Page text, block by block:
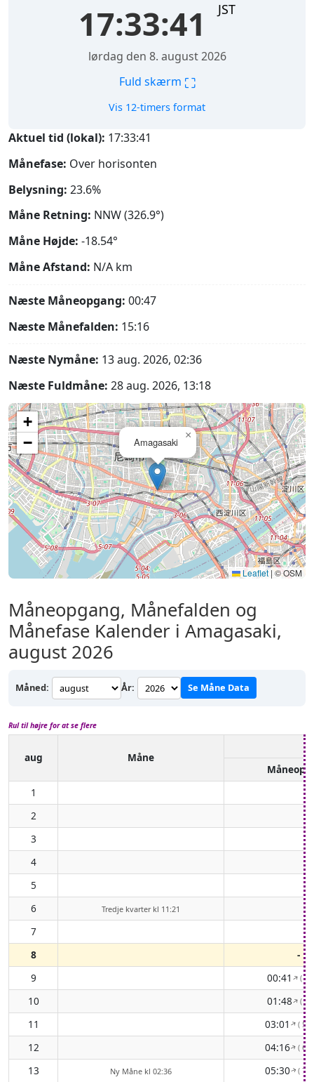
17:33:42 JST
lørdag den 8. august 2026
Fuld skærm ⛶
Vis 12-timers format
Aktuel tid (lokal): 17:33:42
Månefase: Over horisonten
Belysning: 23.6%
Måne Retning: NNW (326.9°)
Måne Højde: -18.54°
Måne Afstand: N/A km
Næste Måneopgang: 00:47
Næste Månefalden: 15:16
Næste Nymåne: 13 aug. 2026, 02:36
Næste Fuldmåne: 28 aug. 2026, 13:18
Amagasaki
×
+
−
Leaflet | © OSM
Måneopgang, Månefalden og
Månefase Kalender i Amagasaki,
august 2026
Måned: År: Se Måne Data
Rul til højre for at se flere
aug
Måne
1
2
3
4
5
6
Tredje kvarter kl 11:21
7
8
-
9
00:41↑(
10 01:48↑(
11 03:01↑(
12 04:16↑(
13 Ny Måne kl 02:36 05:30↑(